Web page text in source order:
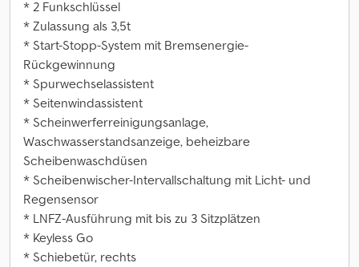
* 2 Funkschlüssel
* Zulassung als 3,5t
* Start-Stopp-System mit Bremsenergie-
Rückgewinnung
* Spurwechselassistent
* Seitenwindassistent
* Scheinwerferreinigungsanlage,
Waschwasserstandsanzeige, beheizbare
Scheibenwaschdüsen
* Scheibenwischer-Intervallschaltung mit Licht- und
Regensensor
* LNFZ-Ausführung mit bis zu 3 Sitzplätzen
* Keyless Go
* Schiebetür, rechts